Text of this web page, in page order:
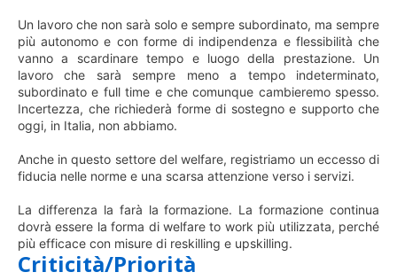
Un lavoro che non sarà solo e sempre subordinato, ma sempre
più autonomo e con forme di indipendenza e flessibilità che
vanno a scardinare tempo e luogo della prestazione. Un
lavoro che sarà sempre meno a tempo indeterminato,
subordinato e full time e che comunque cambieremo spesso.
Incertezza, che richiederà forme di sostegno e supporto che
oggi, in Italia, non abbiamo.
Anche in questo settore del welfare, registriamo un eccesso di
fiducia nelle norme e una scarsa attenzione verso i servizi.
La differenza la farà la formazione. La formazione continua
dovrà essere la forma di welfare to work più utilizzata, perché
più efficace con misure di reskilling e upskilling.
Criticità/Priorità